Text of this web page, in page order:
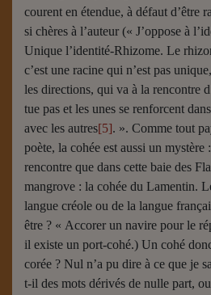
courent en étendue, à défaut d’être
si chères à l’auteur (« J’oppose à
Unique l’identité-Rhizome. Le
c’est une racine qui n’est pas
les directions, qui va à la rencontre
tue pas et les unes se renforcent
avec les autres[5]. ». Comme tout
poète, la cohée est aussi un mystère
rencontre que dans cette baie des
mangrove : la cohée du Lamentin.
langue créole ou de la langue
être ? « Accorer un navire pour le
il existe un port-cohé.) Un cohé
corée ? Nul n’a pu dire à ce que je
t-il des mots dérivés de nulle part,